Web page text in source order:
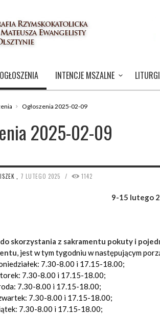
OGŁOSZENIA INTENCJE MSZALNE
Ogłoszenia 2025-02-09
2025-02-09
7 LUTEGO 2025 / 1142
9-15 lutego
skorzystania z sakramentu pokuty i
, jest w tym tygodniu w następującym
7.30-8.00 i 17.15-18.00;
7.30-8.00 i 17.15-18.00;
7.30-8.00 i 17.15-18.00;
7.30-8.00 i 17.15-18.00;
7.30-8.00 i 17.15-18.00;